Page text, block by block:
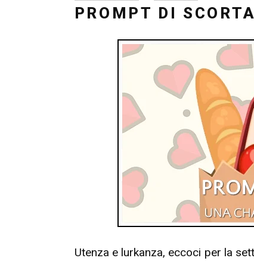
PROMPT DI
Utenza e lurkanza, eccoci per la